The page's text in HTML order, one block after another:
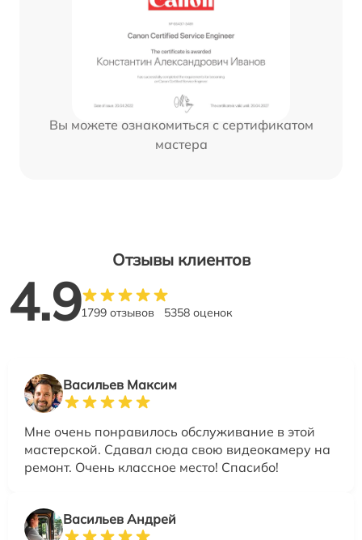
Вы можете ознакомиться с сертификатом
мастера
Отзывы клиентов
4.91799 отзывов 5358 оценок
Васильев Максим
Мне очень понравилось обслуживание в этой
мастерской. Сдавал сюда свою видеокамеру на
ремонт. Очень классное место! Спасибо!
Васильев Андрей